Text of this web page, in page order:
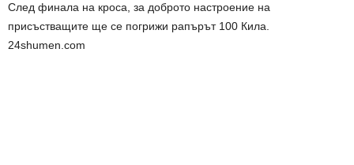
След финала на кроса, за доброто настроение на
присъстващите ще се погрижи рапърът 100 Кила.
24shumen.com